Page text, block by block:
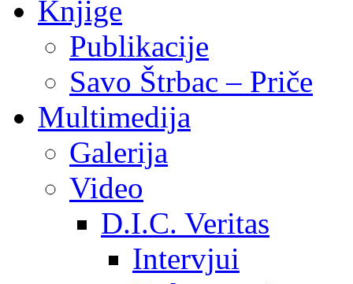
Knjige
Publikacije
Savo Štrbac – Priče
Multimedija
Galerija
Video
D.I.C. Veritas
Intervjui